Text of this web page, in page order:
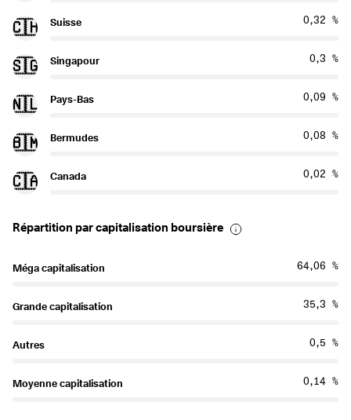
🇨🇭 Suisse 0,32 %
🇸🇬 Singapour 0,3 %
🇳🇱 Pays-Bas 0,09 %
🇧🇲 Bermudes 0,08 %
🇨🇦 Canada 0,02 %
Répartition par capitalisation boursière
Méga capitalisation 64,06 %
Grande capitalisation 35,3 %
Autres 0,5 %
Moyenne capitalisation 0,14 %